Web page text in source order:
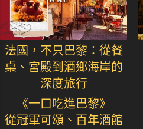
法國，不只巴黎：從餐
桌、宮殿到酒鄉海岸的
深度旅行
《一口吃進巴黎》
從冠軍可頌、百年酒館